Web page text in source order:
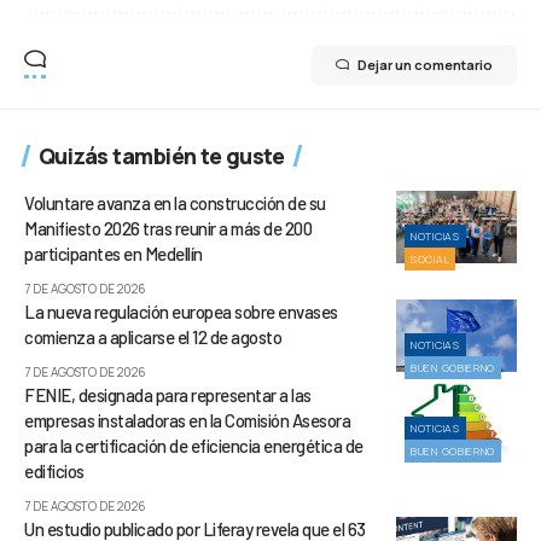
Dejar un comentario
Quizás también te guste
NOTICIAS
SOCIAL
Voluntare avanza en la construcción de su
Manifiesto 2026 tras reunir a más de 200
participantes en Medellín
7 DE AGOSTO DE 2026
NOTICIAS
BUEN GOBIERNO
La nueva regulación europea sobre envases
comienza a aplicarse el 12 de agosto
7 DE AGOSTO DE 2026
NOTICIAS
BUEN GOBIERNO
FENIE, designada para representar a las
empresas instaladoras en la Comisión Asesora
para la certificación de eficiencia energética de
edificios
7 DE AGOSTO DE 2026
Un estudio publicado por Liferay revela que el 63